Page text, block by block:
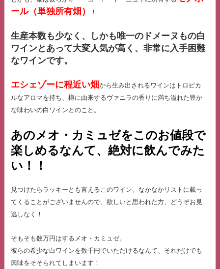
ール（単独所有畑）
！
生産本数も少なく、しかも唯一のドメーヌもの白
ワインとあって大変人気が高く、非常に入手困難
なワインです。
エシェゾーに程近い畑から生み出されるワインはトロピカ
ルなアロマを持ち、樽に由来するヴァニラの香りに満ち溢れた豊か
な味わいの白ワインとのこと。
あのメオ・カミュゼをこのお値段で
楽しめるなんて、絶対に飲んでみた
い！！
見つけたらラッキーとも言えるこのワイン、なかなかリストに載っ
てくることがございませんので、欲しいと思われた方、どうぞお見
逃しなく！
そもそも数万円はするメオ・カミュゼ。
彼らの希少な白ワインを数千円でいただけるなんて、それだけでも
興味をそそられてしまいます！